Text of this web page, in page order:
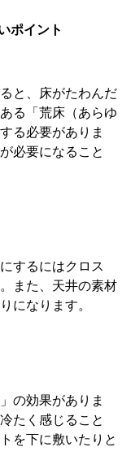
ポイント
と、床がたわんだ
る「荒床（あらゆ
る必要がありま
必要になること
するにはクロス
また、天井の素材
になります。
の効果がありま
たく感じること
を下に敷いたりと